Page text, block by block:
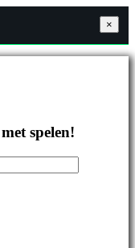
×
spelen!
×
×